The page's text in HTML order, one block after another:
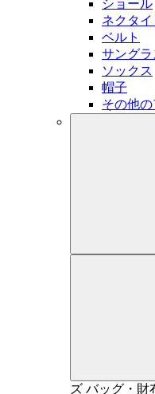
ショール
ネクタ
ベルト
サングラ
ソックス
帽子
その他
ズ バッグ・財